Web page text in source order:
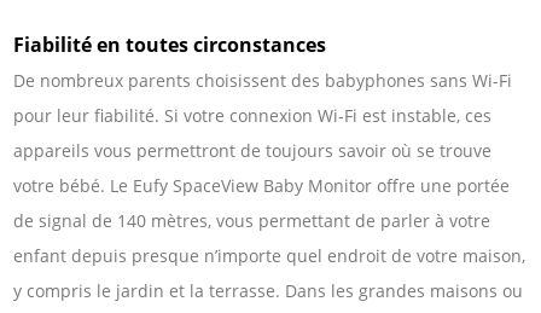
Fiabilité en toutes circonstances
De nombreux parents choisissent des babyphones sans Wi-Fi
pour leur fiabilité. Si votre connexion Wi-Fi est instable, ces
appareils vous permettront de toujours savoir où se trouve
votre bébé. Le Eufy SpaceView Baby Monitor offre une portée
de signal de 140 mètres, vous permettant de parler à votre
enfant depuis presque n’importe quel endroit de votre maison,
y compris le jardin et la terrasse. Dans les grandes maisons ou